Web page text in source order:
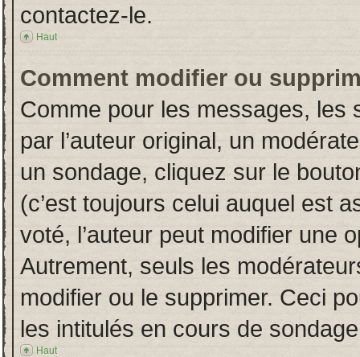
contactez-le.
Haut
Comment modifier ou
Comme pour les messages, les
par l’auteur original, un
un sondage, cliquez sur le
(c’est toujours celui auquel est
voté, l’auteur peut modifier une
Autrement, seuls les
modifier ou le supprimer. Ceci
les intitulés en cours de
Haut